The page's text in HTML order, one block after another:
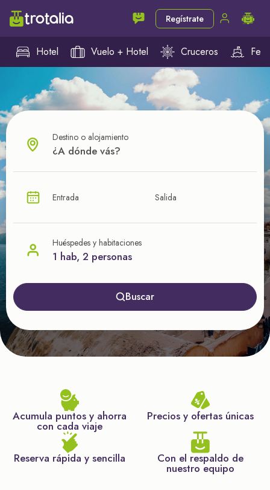
Regístrate
Hotel Vuelo + Hotel Cruceros
¿CUÁL VA A SER TU PRÓXIMO TROTE?
nuestras ofertas
Destino o alojamiento
Entrada Salida
Huéspedes y habitaciones
1 hab, 2 personas
Buscar
Acumula puntos y ahorra
con cada viaje
Precios y ofertas únicas
Reserva rápida y sencilla Con el respaldo de
nuestro equipo